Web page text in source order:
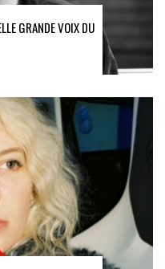
GRANDE VOIX DU